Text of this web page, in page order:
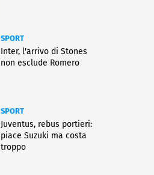
SPORT
Inter, l'arrivo di Stones
non esclude Romero
SPORT
Juventus, rebus portieri:
piace Suzuki ma costa
troppo